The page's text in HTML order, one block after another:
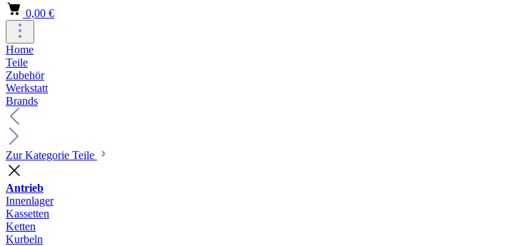
0,00 €
Home
Teile
Zubehör
Werkstatt
Brands
Zur Kategorie Teile
Antrieb
Innenlager
Kassetten
Ketten
Kurbeln